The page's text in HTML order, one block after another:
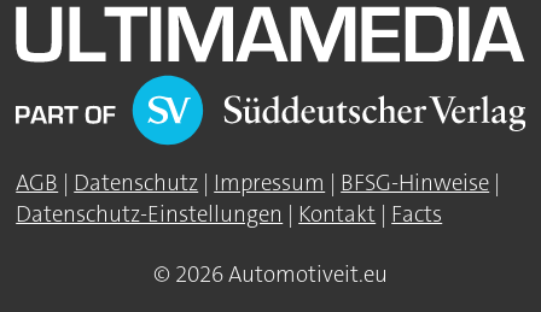
AGB Datenschutz Impressum BFSG-Hinweise
Datenschutz-Einstellungen
Kontakt Facts
© 2026 Automotiveit.eu